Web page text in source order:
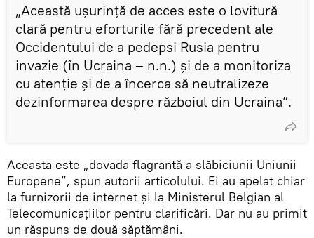
„Această ușurință de acces este o lovitură
clară pentru eforturile fără precedent ale
Occidentului de a pedepsi Rusia pentru
invazie (în Ucraina – n.n.) și de a monitoriza
cu atenție și de a încerca să neutralizeze
dezinformarea despre războiul din Ucraina”.
Aceasta este „dovada flagrantă a slăbiciunii Uniunii
Europene”, spun autorii articolului. Ei au apelat chiar
la furnizorii de internet și la Ministerul Belgian al
Telecomunicațiilor pentru clarificări. Dar nu au primit
un răspuns de două săptămâni.